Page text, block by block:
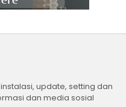
update, setting dan
dan media sosial